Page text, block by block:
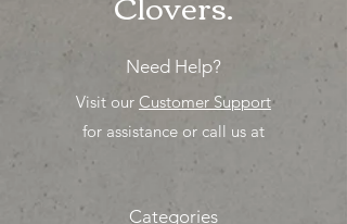
Need Help?
Visit our Customer Support
for assistance or call us at
Categories